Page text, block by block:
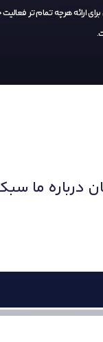
ارائه هرچه تمام تر
درباره ما